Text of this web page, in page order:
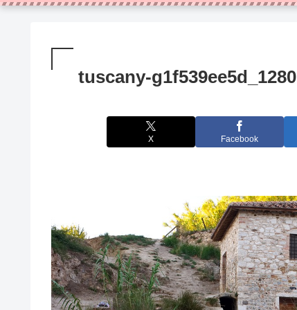
tuscany-g1f539ee5d_1280
X Facebook